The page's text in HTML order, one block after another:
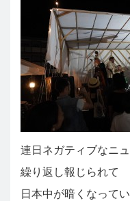
連日ネガティブなニ
繰り返し報じられて
日本中が暗くなって